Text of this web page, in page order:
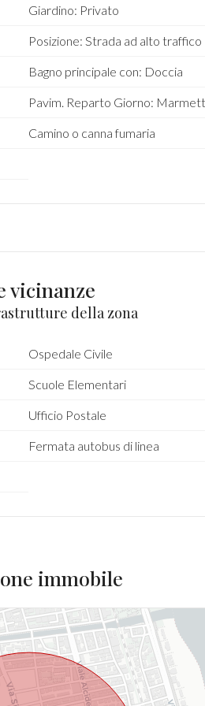
Giardino: Privato
Posizione: Strada ad alto traffico
Bagno principale con: Doccia
Pavim. Reparto Giorno:
Camino o canna fumaria
vicinanze
della zona
Ospedale Civile
Scuole Elementari
Ufficio Postale
Fermata autobus di linea
immobile